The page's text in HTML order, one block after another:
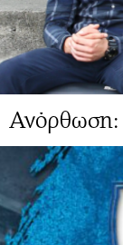
Ανόρθωση: